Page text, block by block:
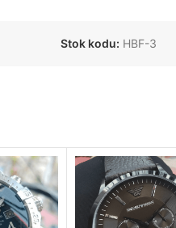
Stok kodu: HBF-3